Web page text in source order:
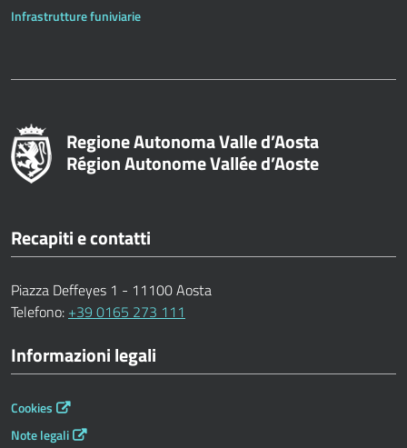
Infrastrutture funiviarie
Regione Autonoma Valle d’Aosta
Région Autonome Vallée d’Aoste
Recapiti e contatti
Piazza Deffeyes 1 - 11100 Aosta
Telefono: +39 0165 273 111
Informazioni legali
Cookies
Note legali